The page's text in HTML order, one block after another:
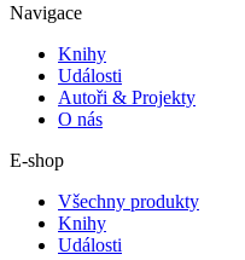
Navigace
Knihy
Události
Autoři & Projekty
O nás
E-shop
Všechny produkty
Knihy
Události